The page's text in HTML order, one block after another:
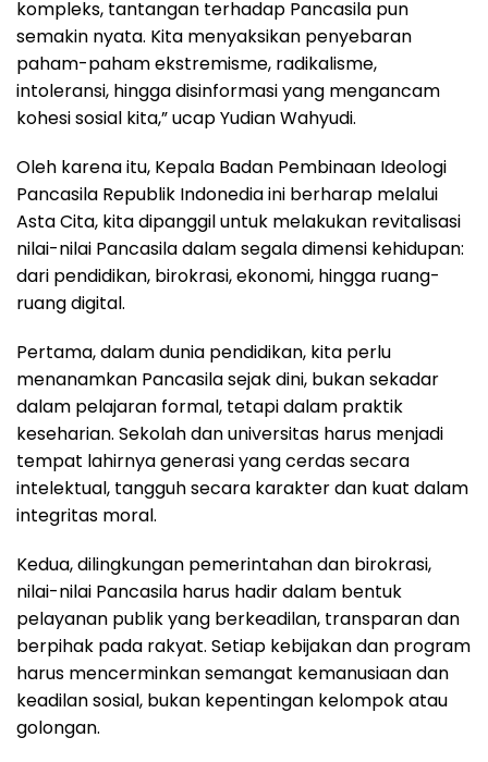
kompleks, tantangan terhadap Pancasila pun
semakin nyata. Kita menyaksikan penyebaran
paham-paham ekstremisme, radikalisme,
intoleransi, hingga disinformasi yang mengancam
kohesi sosial kita,” ucap Yudian Wahyudi.
Oleh karena itu, Kepala Badan Pembinaan Ideologi
Pancasila Republik Indonedia ini berharap melalui
Asta Cita, kita dipanggil untuk melakukan revitalisasi
nilai-nilai Pancasila dalam segala dimensi kehidupan:
dari pendidikan, birokrasi, ekonomi, hingga ruang-
ruang digital.
Pertama, dalam dunia pendidikan, kita perlu
menanamkan Pancasila sejak dini, bukan sekadar
dalam pelajaran formal, tetapi dalam praktik
keseharian. Sekolah dan universitas harus menjadi
tempat lahirnya generasi yang cerdas secara
intelektual, tangguh secara karakter dan kuat dalam
integritas moral.
Kedua, dilingkungan pemerintahan dan birokrasi,
nilai-nilai Pancasila harus hadir dalam bentuk
pelayanan publik yang berkeadilan, transparan dan
berpihak pada rakyat. Setiap kebijakan dan program
harus mencerminkan semangat kemanusiaan dan
keadilan sosial, bukan kepentingan kelompok atau
golongan.